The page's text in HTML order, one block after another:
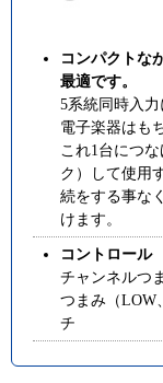
コンパクトな
最適です。
5系統同時入
電子楽器はも
これ1台につ
ク）して使用
続をする事な
けます。
コントロール
チャンネルつ
つまみ（LOW
チ